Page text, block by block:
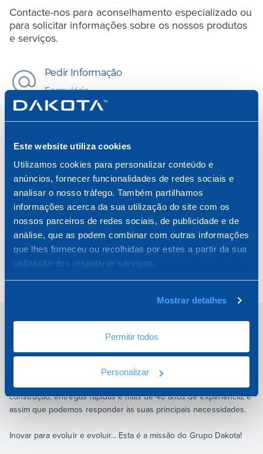
Este website utiliza cookies
Utilizamos cookies para personalizar conteúdo e
anúncios, fornecer funcionalidades de redes sociais e
analisar o nosso tráfego. Também partilhamos
informações acerca da sua utilização do site com os
nossos parceiros de redes sociais, de publicidade e de
análise, que as podem combinar com outras informações
que lhes forneceu ou recolhidas por estes a partir da sua
utilização dos respetivos serviços.
Mostrar detalhes
Permitir todos
Personalizar
Contacte-nos para aconselhamento especializado ou
para solicitar informações sobre os nossos produtos
e serviços.
Pedir Informação
Formulário
Estamos Online
Ligue de Volta
Linha de Ajuda
INNOVATION IS EVOLUTION
Seis divisões, mais de 4.000 artigos inovadores dedicados à
construção, entregas rápidas e mais de 40 anos de experiência, é
assim que podemos responder às suas principais necessidades.
Inovar para evoluir e evoluir... Esta é a missão do Grupo Dakota!